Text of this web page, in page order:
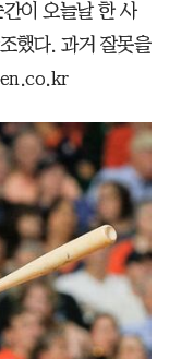
이 오늘날 한 사
했다. 과거 잘못을